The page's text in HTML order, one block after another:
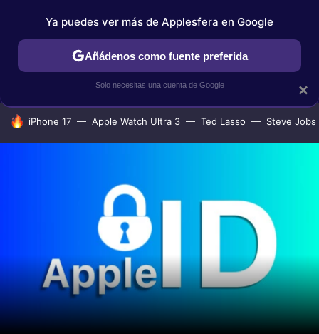
IPHONE TUTORIALES APPLESFERA SELECCIÓN
HOY SE HABLA DE
iPhone 17 Apple Watch Ultra 3 Ted Lasso Steve Jobs
×
Ya puedes ver más de Applesfera en Google
Añádenos como fuente preferida
Solo necesitas una cuenta de Google